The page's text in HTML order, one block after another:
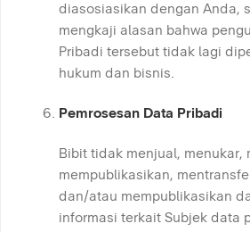
diasosiasikan dengan Anda,
mengkaji alasan bahwa
Pribadi tersebut tidak lagi
hukum dan bisnis.
Pemrosesan Data Pribadi
Bibit tidak menjual, menukar,
mempublikasikan,
dan/atau mempublikasikan
informasi terkait Subjek data